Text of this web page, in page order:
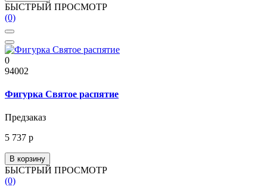
БЫСТРЫЙ ПРОСМОТР
(0)
0
94002
Фигурка Святое распятие
Предзаказ
5 737 р
В корзину
БЫСТРЫЙ ПРОСМОТР
(0)